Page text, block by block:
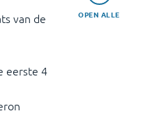
OPEN ALLE
van de
eerste 4